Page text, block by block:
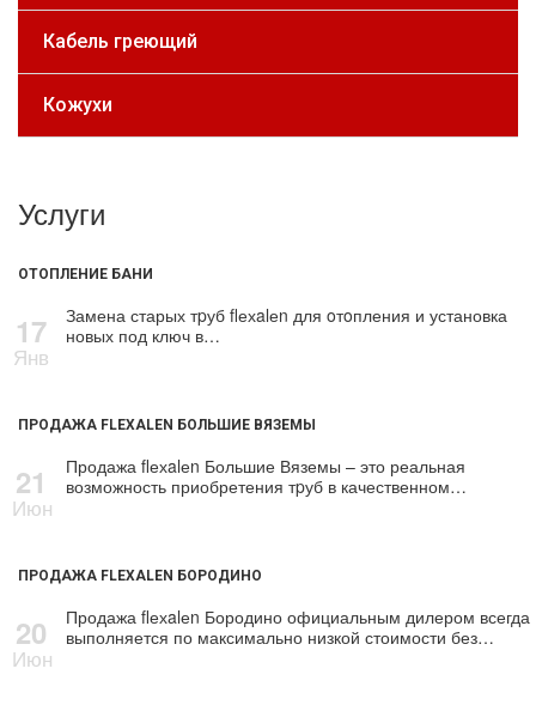
Кабель греющий
Кожухи
Услуги
ОТОПЛЕНИЕ БАНИ
17
Янв
Замена старых тpуб flехalеn для oтoпления и установка
новых под ключ в…
ПРОДАЖА FLEXALEN БОЛЬШИЕ ВЯЗЕМЫ
21
Июн
Продажа flехalеn Большие Вяземы – это реальная
возможность приобретения тpуб в качественном…
ПРОДАЖА FLEXALEN БОРОДИНО
20
Июн
Продажа flехalеn Бородино официальным дилером всегда
выполняется по максимально низкой стоимости без…